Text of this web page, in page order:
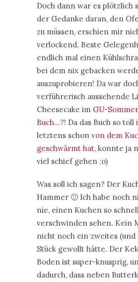
Doch dann war es plötzlich
der Gedanke daran, den
zu müssen, erschien mir
verlockend. Beste
endlich mal einen
bei dem nix gebacken
auszuprobieren! Da war
verführerisch aussehende
Cheesecake im GU-
Buch…?! Da das Buch so toll
letztens schon von dem
geschwärmt hat, konnte ja
viel schief gehen ;o)
Was soll ich sagen? Der
Hammer 🙂 Ich habe noch
nie, einen Kuchen so schnell
verschwinden sehen. Kein
nicht noch ein zweites
Stück gewollt hätte. Der
Boden ist super-knusprig,
dadurch, dass neben